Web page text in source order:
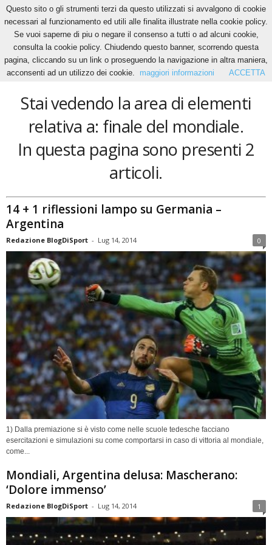
Home Tags Finale del mondiale
finale del mondiale
Stai vedendo la area di elementi
relativa a: finale del mondiale.
In questa pagina sono presenti 2
articoli.
14 + 1 riflessioni lampo su Germania –
Argentina
Redazione BlogDiSport - Lug 14, 2014 0
1) Dalla premiazione si è visto come nelle scuole tedesche facciano
esercitazioni e simulazioni su come comportarsi in caso di vittoria al mondiale,
come...
Mondiali, Argentina delusa: Mascherano:
‘Dolore immenso’
Redazione BlogDiSport - Lug 14, 2014 1
Questo sito o gli strumenti terzi da questo utilizzati si avvalgono di cookie
necessari al funzionamento ed utili alle finalita illustrate nella cookie policy.
Se vuoi saperne di piu o negare il consenso a tutti o ad alcuni cookie,
consulta la cookie policy. Chiudendo questo banner, scorrendo questa
pagina, cliccando su un link o proseguendo la navigazione in altra maniera,
acconsenti ad un utilizzo dei cookie.
maggiori informazioni ACCETTA